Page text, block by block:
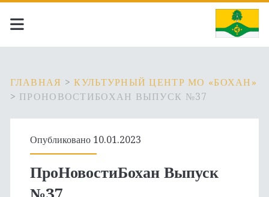
ГЛАВНАЯ >КУЛЬТУРНЫЙ ЦЕНТР МО «БОХАН»
> ПРОНОВОСТИБОХАН ВЫПУСК №37
Опубликовано 10.01.2023
ПроНовостиБохан Выпуск